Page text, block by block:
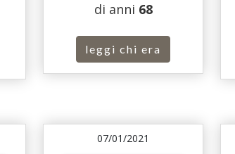
di anni 68
leggi chi era
07/01/2021